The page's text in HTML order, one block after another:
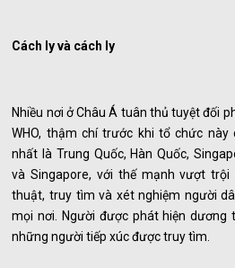
Cách ly và cách ly
Nhiều nơi ở Châu Á tuân thủ tuyệt đối
WHO, thậm chí trước khi tổ chức này
nhất là Trung Quốc, Hàn Quốc,
và Singapore, với thế mạnh vượt
thuật, truy tìm và xét nghiệm người
mọi nơi. Người được phát hiện dương
những người tiếp xúc được truy tìm.